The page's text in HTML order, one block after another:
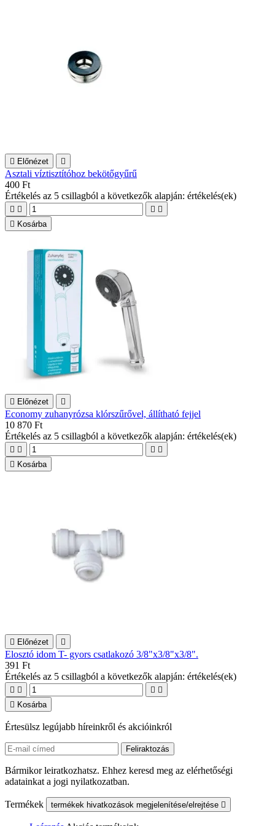
 Előnézet 
Asztali víztisztítóhoz bekötőgyűrű
400 Ft
Értékelés az 5 csillagból a következők alapján: értékelés(ek)
   
 Kosárba
 Előnézet 
Economy zuhanyrózsa klórszűrővel, állítható fejjel
10 870 Ft
Értékelés az 5 csillagból a következők alapján: értékelés(ek)
   
 Kosárba
 Előnézet 
Elosztó idom T- gyors csatlakozó 3/8"x3/8"x3/8" .
391 Ft
Értékelés az 5 csillagból a következők alapján: értékelés(ek)
   
 Kosárba
Értesülsz legújabb híreinkről és akcióinkról
Bármikor leiratkozhatsz. Ehhez keresd meg az elérhetőségi
adatainkat a jogi nyilatkozatban.
Termékek termékek hivatkozások megjelenítése/elrejtése 